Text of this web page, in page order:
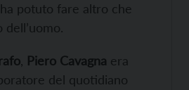
potuto fare altro che
Piero Cavagna era
del quotidiano